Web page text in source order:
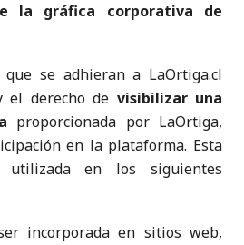
la gráfica corporativa de
que se adhieran a LaOrtiga.cl
el derecho de visibilizar una
proporcionada por LaOrtiga,
en la plataforma. Esta
en los siguientes
incorporada en sitios web,